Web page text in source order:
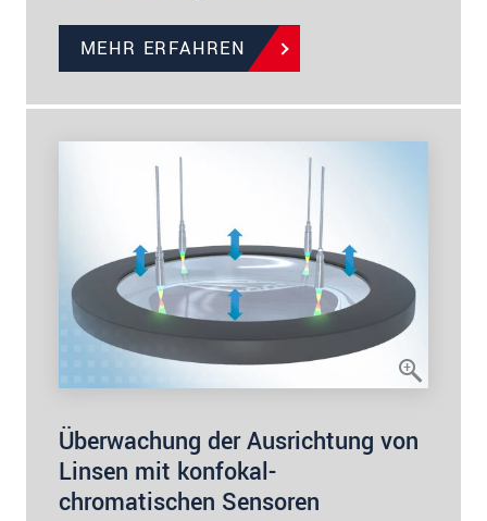
MEHR ERFAHREN
Überwachung der Ausrichtung von
Linsen mit konfokal-
chromatischen Sensoren